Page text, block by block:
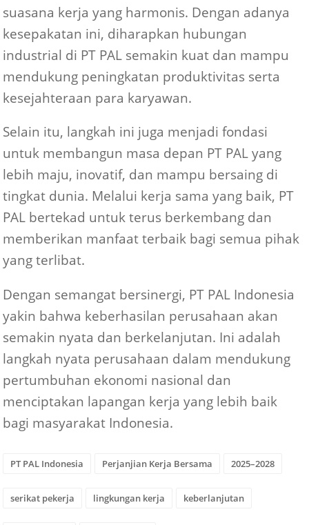
suasana kerja yang harmonis. Dengan adanya
kesepakatan ini, diharapkan hubungan
industrial di PT PAL semakin kuat dan mampu
mendukung peningkatan produktivitas serta
kesejahteraan para karyawan.
Selain itu, langkah ini juga menjadi fondasi
untuk membangun masa depan PT PAL yang
lebih maju, inovatif, dan mampu bersaing di
tingkat dunia. Melalui kerja sama yang baik, PT
PAL bertekad untuk terus berkembang dan
memberikan manfaat terbaik bagi semua pihak
yang terlibat.
Dengan semangat bersinergi, PT PAL Indonesia
yakin bahwa keberhasilan perusahaan akan
semakin nyata dan berkelanjutan. Ini adalah
langkah nyata perusahaan dalam mendukung
pertumbuhan ekonomi nasional dan
menciptakan lapangan kerja yang lebih baik
bagi masyarakat Indonesia.
PT PAL Indonesia Perjanjian Kerja Bersama 2025–2028
serikat pekerja lingkungan kerja keberlanjutan